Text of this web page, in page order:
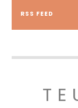
RSS FEED